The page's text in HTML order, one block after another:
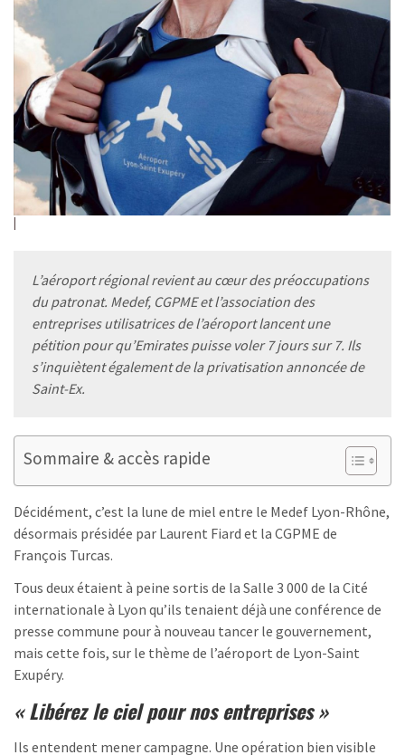
L’aéroport régional revient au cœur des préoccupations
du patronat. Medef, CGPME et l’association des
entreprises utilisatrices de l’aéroport lancent une
pétition pour qu’Emirates puisse voler 7 jours sur 7. Ils
s’inquiètent également de la privatisation annoncée de
Saint-Ex.
Sommaire & accès rapide
Décidément, c’est la lune de miel entre le Medef Lyon-Rhône,
désormais présidée par Laurent Fiard et la CGPME de
François Turcas.
Tous deux étaient à peine sortis de la Salle 3 000 de la Cité
internationale à Lyon qu’ils tenaient déjà une conférence de
presse commune pour à nouveau tancer le gouvernement,
mais cette fois, sur le thème de l’aéroport de Lyon-Saint
Exupéry.
« Libérez le ciel pour nos entreprises »
Ils entendent mener campagne. Une opération bien visible